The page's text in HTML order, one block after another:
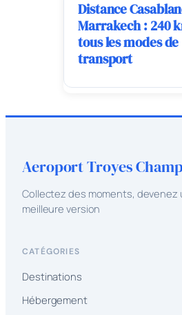
Distance
Marrakech : 240
tous les modes de
transport
Aeroport Troyes
Collectez des moments, devenez
meilleure version
CATÉGORIES
Destinations
Hébergement